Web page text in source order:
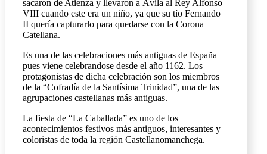
sacaron de Atienza y llevaron a Ávila al Rey Alfonso
VIII cuando este era un niño, ya que su tío Fernando
II quería capturarlo para quedarse con la Corona
Catellana.
Es una de las celebraciones más antiguas de España
pues viene celebrandose desde el año 1162. Los
protagonistas de dicha celebración son los miembros
de la “Cofradía de la Santísima Trinidad”, una de las
agrupaciones castellanas más antiguas.
La fiesta de “La Caballada” es uno de los
acontecimientos festivos más antiguos, interesantes y
coloristas de toda la región Castellanomanchega.